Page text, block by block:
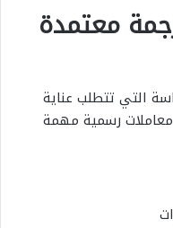
معتمدة
التي تتطلب عناية
رسمية مهمة